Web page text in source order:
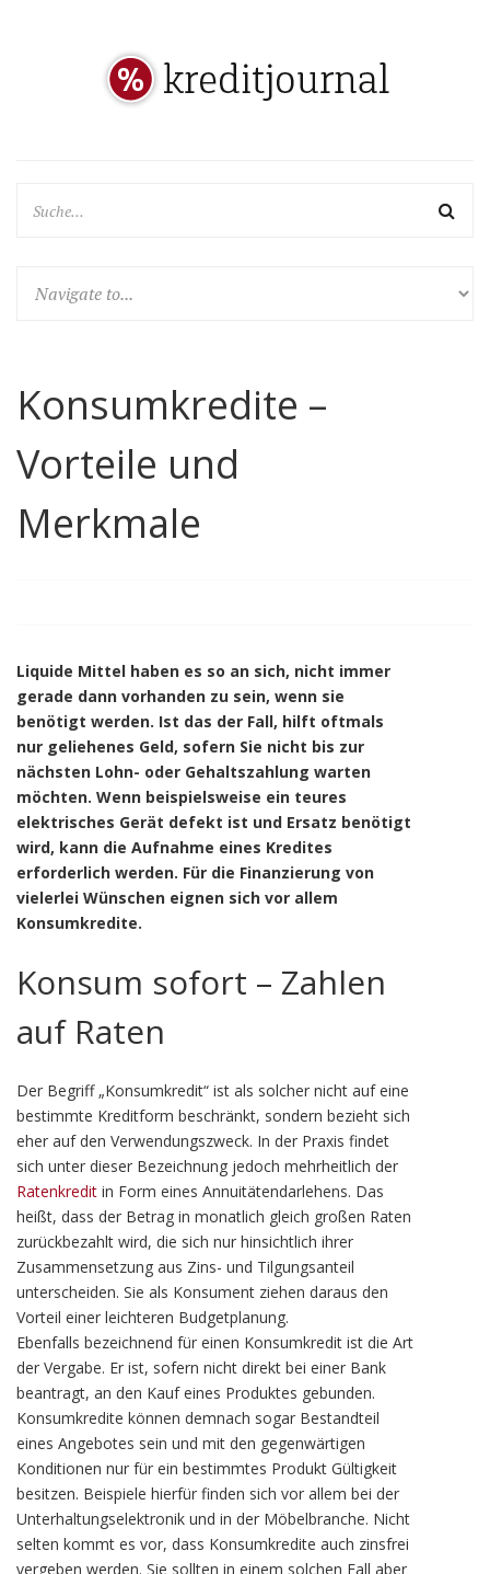
Konsumkredite –
Vorteile und
Merkmale
Liquide Mittel haben es so an sich, nicht immer
gerade dann vorhanden zu sein, wenn sie
benötigt werden. Ist das der Fall, hilft oftmals
nur geliehenes Geld, sofern Sie nicht bis zur
nächsten Lohn- oder Gehaltszahlung warten
möchten. Wenn beispielsweise ein teures
elektrisches Gerät defekt ist und Ersatz benötigt
wird, kann die Aufnahme eines Kredites
erforderlich werden. Für die Finanzierung von
vielerlei Wünschen eignen sich vor allem
Konsumkredite.
Konsum sofort – Zahlen
auf Raten
Der Begriff „Konsumkredit“ ist als solcher nicht auf eine
bestimmte Kreditform beschränkt, sondern bezieht sich
eher auf den Verwendungszweck. In der Praxis findet
sich unter dieser Bezeichnung jedoch mehrheitlich der
Ratenkredit in Form eines Annuitätendarlehens. Das
heißt, dass der Betrag in monatlich gleich großen Raten
zurückbezahlt wird, die sich nur hinsichtlich ihrer
Zusammensetzung aus Zins- und Tilgungsanteil
unterscheiden. Sie als Konsument ziehen daraus den
Vorteil einer leichteren Budgetplanung.
Ebenfalls bezeichnend für einen Konsumkredit ist die Art
der Vergabe. Er ist, sofern nicht direkt bei einer Bank
beantragt, an den Kauf eines Produktes gebunden.
Konsumkredite können demnach sogar Bestandteil
eines Angebotes sein und mit den gegenwärtigen
Konditionen nur für ein bestimmtes Produkt Gültigkeit
besitzen. Beispiele hierfür finden sich vor allem bei der
Unterhaltungselektronik und in der Möbelbranche. Nicht
selten kommt es vor, dass Konsumkredite auch zinsfrei
vergeben werden. Sie sollten in einem solchen Fall aber